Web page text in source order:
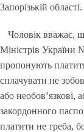
Запорізькій області.
Чоловік вважає,
Міністрів України
пропонують
сплачувати не
або необов’язкові,
закордонного
платити не треба,